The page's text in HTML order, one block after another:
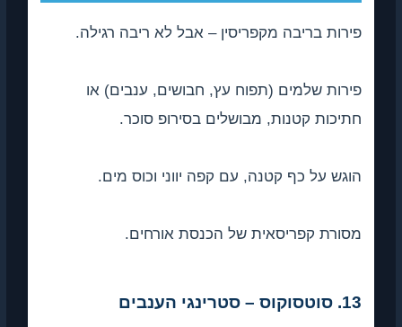
פירות בריבה מקפריסין – אבל לא ריבה רגילה.
פירות שלמים (תפוח עץ, חבושים, ענבים) או
חתיכות קטנות, מבושלים בסירופ סוכר.
הוגש על כף קטנה, עם קפה יווני וכוס מים.
מסורת קפריסאית של הכנסת אורחים.
13. סוטסוקוס – סטרינגי הענבים